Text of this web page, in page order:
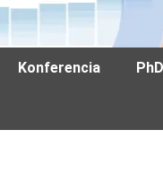
Konferencia